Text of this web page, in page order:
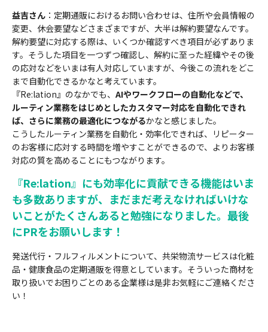
益吉さん ：定期通販におけるお問い合わせは、住所や会員情報の
変更、休会要望などさまざまですが、大半は解約要望なんです。
解約要望に対応する際は、いくつか確認すべき項目が必ずありま
す。そうした項目を一つずつ確認し、解約に至った経緯やその後
の応対などをいまは有人対応していますが、今後この流れをどこ
まで自動化できるかなと考えています。
『Re:lation』のなかでも、 AIやワークフローの自動化などで、
ルーティン業務をはじめとしたカスタマー対応を自動化できれ
ば、さらに業務の最適化につながるかなと感じました。
こうしたルーティン業務を自動化・効率化できれば、リピーター
のお客様に応対する時間を増やすことができるので、よりお客様
対応の質を高めることにもつながります。
『Re:lation』にも効率化に貢献できる機能はいま
も多数ありますが、まだまだ考えなければいけな
いことがたくさんあると勉強になりました。最後
にPRをお願いします！
発送代行・フルフィルメントについて、共栄物流サービスは化粧
品・健康食品の定期通販を得意としています。そういった商材を
取り扱いでお困りごとのある企業様は是非お気軽にご連絡くださ
い！